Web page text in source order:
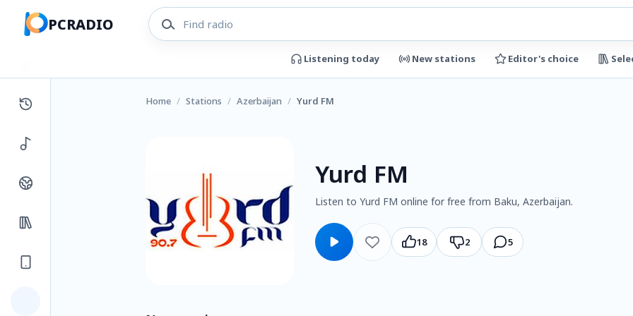
PCRADIO
Listening today New stations Editor's choice
Home / Stations / Azerbaijan / Yurd FM
Yurd FM
Listen to Yurd FM online for free from Baku, Azerbaijan.
18 2 5